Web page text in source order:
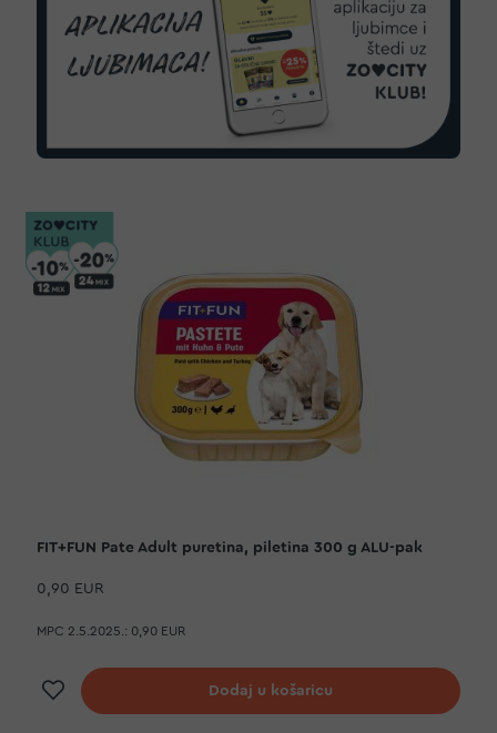
FIT+FUN Pate Adult puretina, piletina 300 g ALU-pak
0,90 EUR
MPC 2.5.2025.: 0,90 EUR
Dodaj na listu želja
Dodaj u košaricu